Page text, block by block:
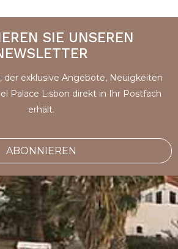
SIE UNSEREN
der exklusive Angebote, Neuigkeiten
Palace Lisbon direkt in Ihr Postfach
erhält.
ABONNIEREN